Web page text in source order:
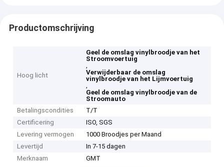
Productomschrijving
Hoog licht
Geel de omslag vinylbroodje van het
Stroomvoertuig
,
Verwijderbaar de omslag
vinylbroodje van het Lijmvoertuig
,
Geel de omslag vinylbroodje van de
Stroomauto
Betalingscondities
T/T
Certificering
ISO, SGS
Levering vermogen
1000 Broodjes per Maand
Levertijd
In 7-15 dagen
Merknaam
GMT